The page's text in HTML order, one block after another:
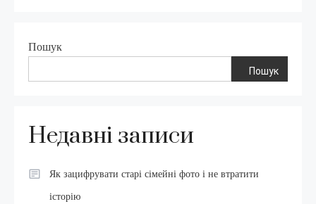
Пошук
Пошук
Недавні записи
Як зацифрувати старі сімейні фото і не втратити
історію